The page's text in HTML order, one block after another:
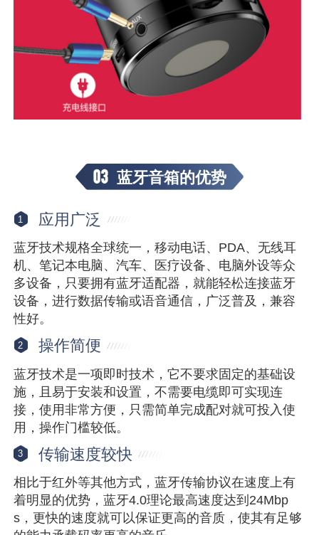
03 蓝牙音箱的优势
1 应用广泛
蓝牙技术规格全球统一，移动电话、PDA、无线耳
机、笔记本电脑、汽车、医疗设备、电脑外设等众
多设备，只要拥有蓝牙适配器，就能轻松连接蓝牙
设备，进行数据传输或语音通信，广泛普及，兼容
性好。
2 操作简便
蓝牙技术是一项即时技术，它不要求固定的基础设
施，且易于安装和设置，不需要电缆即可实现连
接，使用非常方便，只需简单完成配对就可投入使
用，操作门槛较低。
3 传输速度较快
相比于红外等其他方式，蓝牙传输协议在速度上有
着明显的优势，蓝牙4.0理论最高速度达到24Mbp
s，更快的速度就可以保证更高的音质，使其有足够